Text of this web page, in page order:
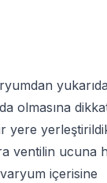
olmasına
yere
ventilin ucuna
içerisine